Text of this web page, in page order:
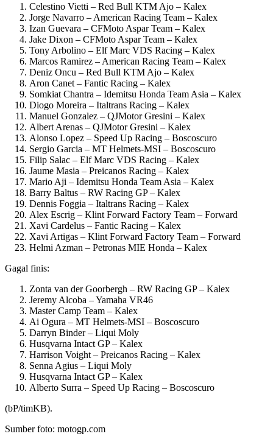
Celestino Vietti – Red Bull KTM Ajo – Kalex
Jorge Navarro – American Racing Team – Kalex
Izan Guevara – CFMoto Aspar Team – Kalex
Jake Dixon – CFMoto Aspar Team – Kalex
Tony Arbolino – Elf Marc VDS Racing – Kalex
Marcos Ramirez – American Racing Team – Kalex
Deniz Oncu – Red Bull KTM Ajo – Kalex
Aron Canet – Fantic Racing – Kalex
Somkiat Chantra – Idemitsu Honda Team Asia – Kalex
Diogo Moreira – Italtrans Racing – Kalex
Manuel Gonzalez – QJMotor Gresini – Kalex
Albert Arenas – QJMotor Gresini – Kalex
Alonso Lopez – Speed Up Racing – Boscoscuro
Sergio Garcia – MT Helmets-MSI – Boscoscuro
Filip Salac – Elf Marc VDS Racing – Kalex
Jaume Masia – Preicanos Racing – Kalex
Mario Aji – Idemitsu Honda Team Asia – Kalex
Barry Baltus – RW Racing GP – Kalex
Dennis Foggia – Italtrans Racing – Kalex
Alex Escrig – Klint Forward Factory Team – Forward
Xavi Cardelus – Fantic Racing – Kalex
Xavi Artigas – Klint Forward Factory Team – Forward
Helmi Azman – Petronas MIE Honda – Kalex
Gagal finis:
Zonta van der Goorbergh – RW Racing GP – Kalex
Jeremy Alcoba – Yamaha VR46
Master Camp Team – Kalex
Ai Ogura – MT Helmets-MSI – Boscoscuro
Darryn Binder – Liqui Moly
Husqvarna Intact GP – Kalex
Harrison Voight – Preicanos Racing – Kalex
Senna Agius – Liqui Moly
Husqvarna Intact GP – Kalex
Alberto Surra – Speed Up Racing – Boscoscuro
(bP/timKB).
Sumber foto: motogp.com